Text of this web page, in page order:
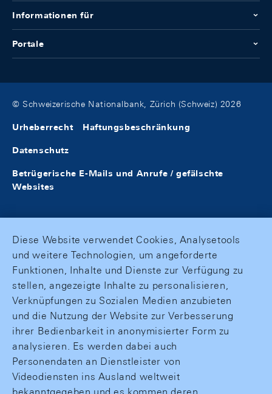
Informationen für
Portale
© Schweizerische Nationalbank, Zürich (Schweiz) 2026
Urheberrecht Haftungsbeschränkung
Datenschutz
Betrügerische E-Mails und Anrufe / gefälschte
Websites
Diese Website verwendet Cookies, Analysetools
und weitere Technologien, um angeforderte
Funktionen, Inhalte und Dienste zur Verfügung zu
stellen, angezeigte Inhalte zu personalisieren,
Verknüpfungen zu Sozialen Medien anzubieten
und die Nutzung der Website zur Verbesserung
ihrer Bedienbarkeit in anonymisierter Form zu
analysieren. Es werden dabei auch
Personendaten an Dienstleister von
Videodiensten ins Ausland weltweit